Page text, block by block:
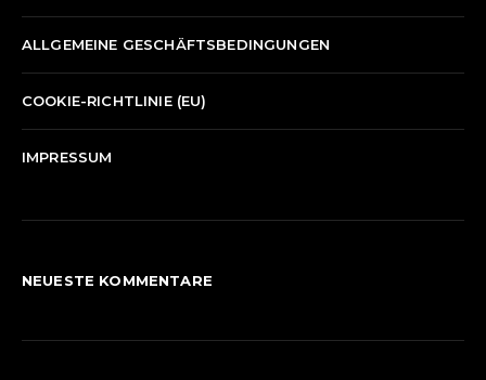
ALLGEMEINE GESCHÄFTSBEDINGUNGEN
COOKIE-RICHTLINIE (EU)
IMPRESSUM
NEUESTE KOMMENTARE